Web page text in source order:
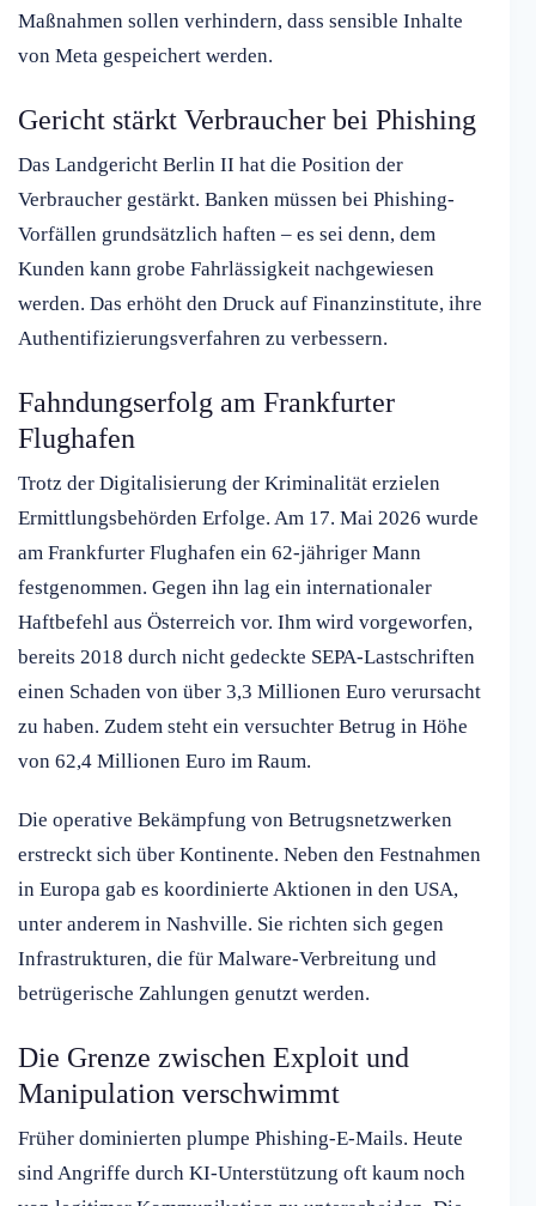
Maßnahmen sollen verhindern, dass sensible Inhalte
von Meta gespeichert werden.
Gericht stärkt Verbraucher bei Phishing
Das Landgericht Berlin II hat die Position der
Verbraucher gestärkt. Banken müssen bei Phishing-
Vorfällen grundsätzlich haften – es sei denn, dem
Kunden kann grobe Fahrlässigkeit nachgewiesen
werden. Das erhöht den Druck auf Finanzinstitute, ihre
Authentifizierungsverfahren zu verbessern.
Fahndungserfolg am Frankfurter
Flughafen
Trotz der Digitalisierung der Kriminalität erzielen
Ermittlungsbehörden Erfolge. Am 17. Mai 2026 wurde
am Frankfurter Flughafen ein 62-jähriger Mann
festgenommen. Gegen ihn lag ein internationaler
Haftbefehl aus Österreich vor. Ihm wird vorgeworfen,
bereits 2018 durch nicht gedeckte SEPA-Lastschriften
einen Schaden von über 3,3 Millionen Euro verursacht
zu haben. Zudem steht ein versuchter Betrug in Höhe
von 62,4 Millionen Euro im Raum.
Die operative Bekämpfung von Betrugsnetzwerken
erstreckt sich über Kontinente. Neben den Festnahmen
in Europa gab es koordinierte Aktionen in den USA,
unter anderem in Nashville. Sie richten sich gegen
Infrastrukturen, die für Malware-Verbreitung und
betrügerische Zahlungen genutzt werden.
Die Grenze zwischen Exploit und
Manipulation verschwimmt
Früher dominierten plumpe Phishing-E-Mails. Heute
sind Angriffe durch KI-Unterstützung oft kaum noch